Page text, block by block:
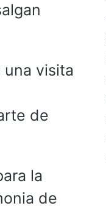
visita
de
la
de